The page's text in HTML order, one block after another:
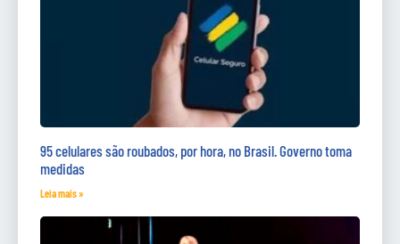
95 celulares são roubados, por hora, no Brasil. Governo toma
medidas
Leia mais »